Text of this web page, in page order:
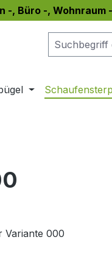
-, Büro -, Wohnraum